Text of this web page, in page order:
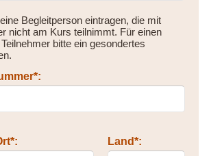
Begleitperson eintragen, die mit
nicht am Kurs teilnimmt. Für einen
bitte ein gesondertes
Land*: